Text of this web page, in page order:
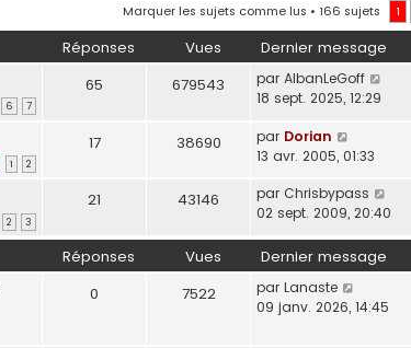
Marquer les sujets comme lus • 166 sujets 1
Réponses Vues Dernier message
6 7
65 679543 par AlbanLeGoff
18 sept. 2025, 12:29
1 2
17 38690 par Dorian
13 avr. 2005, 01:33
2 3
21 43146 par Chrisbypass
02 sept. 2009, 20:40
Réponses Vues Dernier message
0 7522 par Lanaste
09 janv. 2026, 14:45